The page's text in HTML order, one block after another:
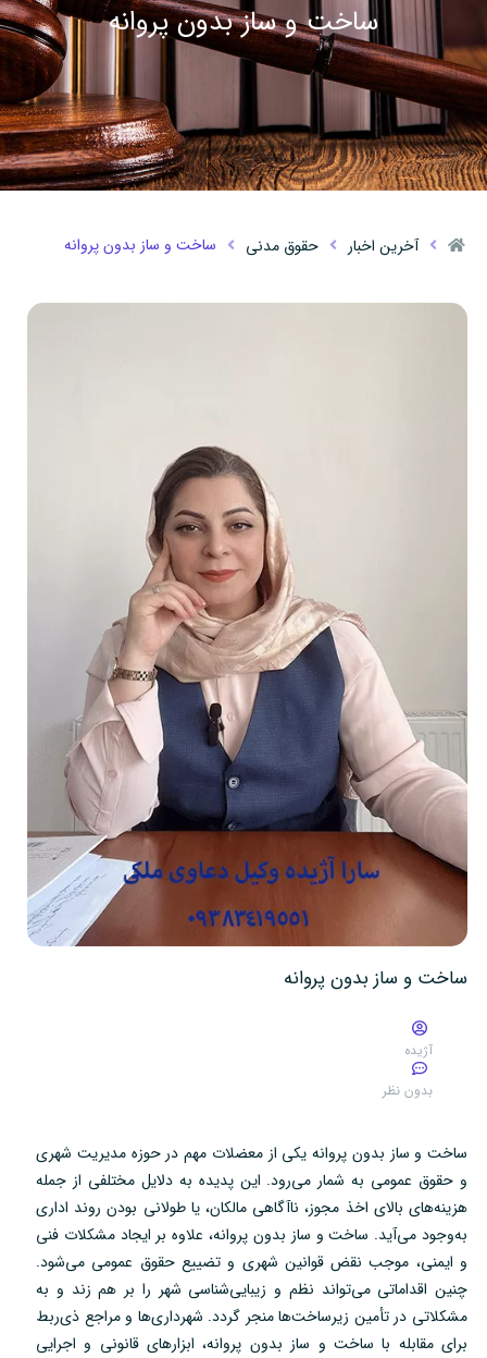
ساخت و ساز بدون پروانه
آخرین اخبار حقوق مدنی ساخت و ساز بدون پروانه
ساخت و ساز بدون پروانه
آژیده
بدون نظر
ساخت و ساز بدون پروانه یکی از معضلات مهم در حوزه مدیریت شهری
و حقوق عمومی به شمار می‌رود. این پدیده به دلایل مختلفی از جمله
هزینه‌های بالای اخذ مجوز، ناآگاهی مالکان، یا طولانی بودن روند اداری
به‌وجود می‌آید. ساخت و ساز بدون پروانه، علاوه بر ایجاد مشکلات فنی
و ایمنی، موجب نقض قوانین شهری و تضییع حقوق عمومی می‌شود.
چنین اقداماتی می‌تواند نظم و زیبایی‌شناسی شهر را بر هم زند و به
مشکلاتی در تأمین زیرساخت‌ها منجر گردد. شهرداری‌ها و مراجع ذی‌ربط
برای مقابله با ساخت و ساز بدون پروانه، ابزارهای قانونی و اجرایی